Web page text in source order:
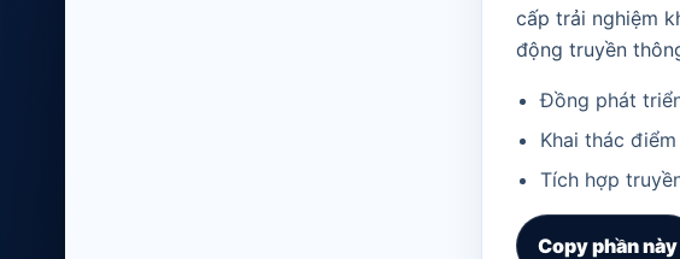
cấp trải nghiệm
động truyền
Đồng phát
Khai thác
Tích hợp
Copy phần này